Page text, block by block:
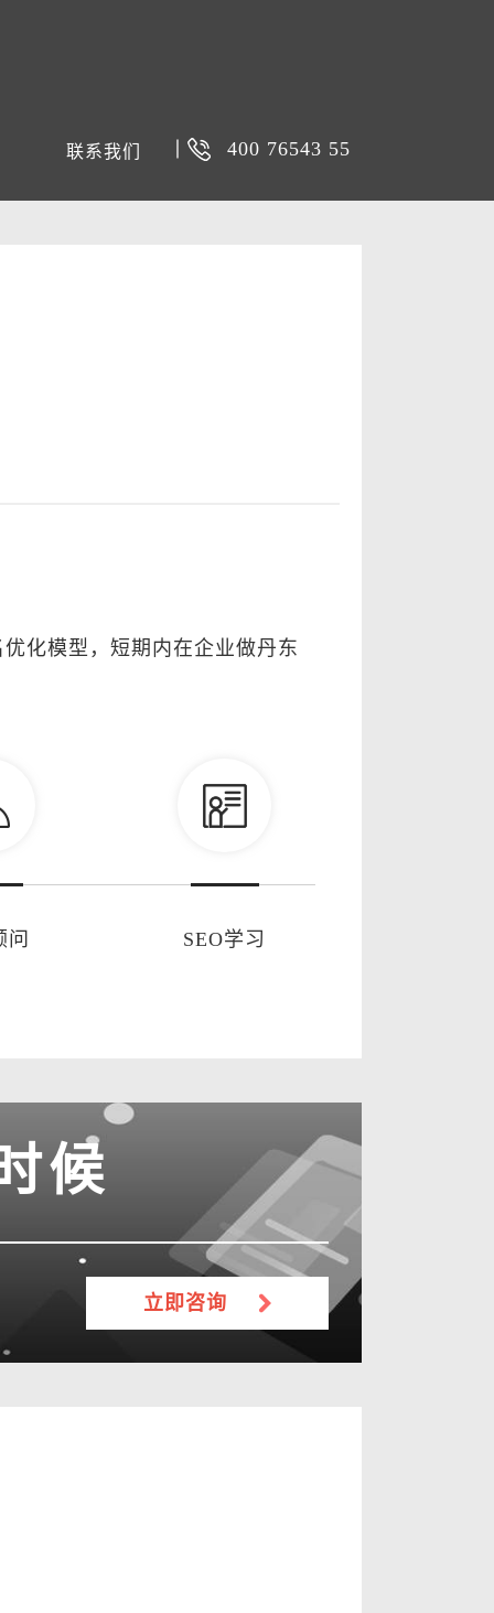
联系我们 400 76543 55
化模型，短期内在企业做丹东
问 SEO学习
候
立即咨询